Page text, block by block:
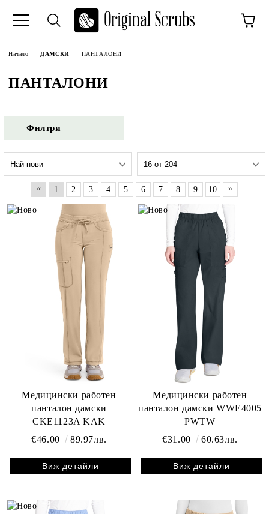
Начало ДАМСКИ ПАНТАЛОНИ
ПАНТАЛОНИ
Филтри
« 1 2 3 4 5 6 7 8 9 10 »
Медицински работен
панталон дамски
CKE1123A KAK
€46.00
89.97лв.
Виж детайли
Медицински работен
панталон дамски WWE4005
PWTW
€31.00
60.63лв.
Виж детайли